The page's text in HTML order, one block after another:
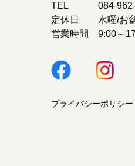
TEL
084-
定休日
水曜/お
営業時間
9:00～
プライバシーポリシー